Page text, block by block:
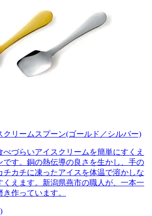
クリームスプーン(ゴールド／シルバー)
べづらいアイスクリームを簡単にすくえ
です。銅の熱伝導の良さを生かし、手の
チカチに凍ったアイスを体温で溶かしな
くえます。新潟県燕市の職人が、一本一
作っています。